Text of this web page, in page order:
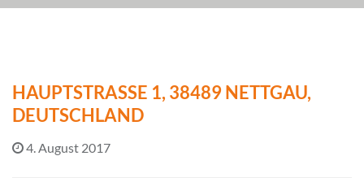
HAUPTSTRASSE 1, 38489 NETTGAU, D
EUTSCHLAND
4. August 2017